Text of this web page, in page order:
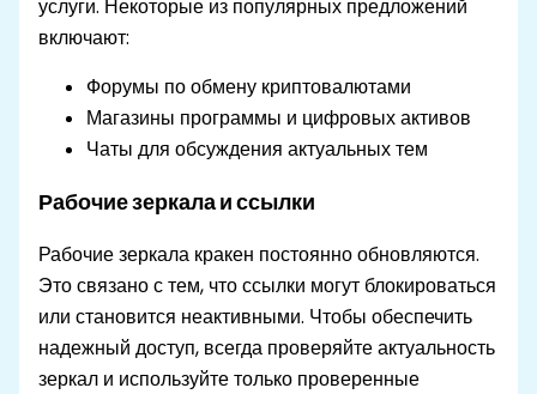
услуги. Некоторые из популярных предложений
включают:
Форумы по обмену криптовалютами
Магазины программы и цифровых активов
Чаты для обсуждения актуальных тем
Рабочие зеркала и ссылки
Рабочие зеркала кракен постоянно обновляются.
Это связано с тем, что ссылки могут блокироваться
или становится неактивными. Чтобы обеспечить
надежный доступ, всегда проверяйте актуальность
зеркал и используйте только проверенные